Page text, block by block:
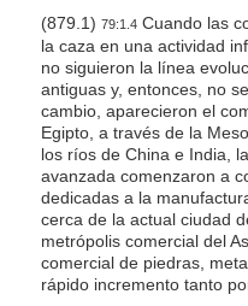
(879.1) 79:1.4Cuando las
la caza en una actividad
no siguieron la línea
antiguas y, entonces, no
cambio, aparecieron el
Egipto, a través de la
los ríos de China e India,
avanzada comenzaron a
dedicadas a la
cerca de la actual ciudad
metrópolis comercial del
comercial de piedras,
rápido incremento tanto